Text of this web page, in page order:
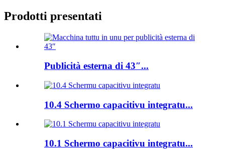
Prodotti presentati
Publicità esterna di 43″...
10.4 Schermo capacitivu integratu...
10.1 Schermo capacitivu integratu...